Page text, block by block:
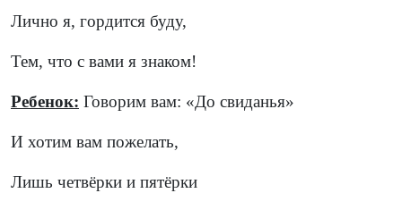
Лично я, гордится буду,
Тем, что с вами я знаком!
Ребенок: Говорим вам: «До свиданья»
И хотим вам пожелать,
Лишь четвёрки и пятёрки